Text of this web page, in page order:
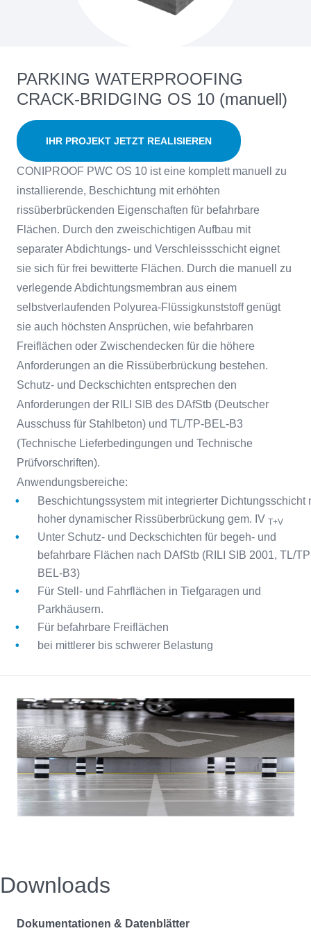
PARKING WATERPROOFING
CRACK-BRIDGING OS 10 (manuell)
IHR PROJEKT JETZT REALISIEREN
CONIPROOF PWC OS 10 ist eine komplett manuell zu
installierende, Beschichtung mit erhöhten
rissüberbrückenden Eigenschaften für befahrbare
Flächen. Durch den zweischichtigen Aufbau mit
separater Abdichtungs- und Verschleissschicht eignet
sie sich für frei bewitterte Flächen. Durch die manuell zu
verlegende Abdichtungsmembran aus einem
selbstverlaufenden Polyurea-Flüssigkunststoff genügt
sie auch höchsten Ansprüchen, wie befahrbaren
Freiflächen oder Zwischendecken für die höhere
Anforderungen an die Rissüberbrückung bestehen.
Schutz- und Deckschichten entsprechen den
Anforderungen der RILI SIB des DAfStb (Deutscher
Ausschuss für Stahlbeton) und TL/TP-BEL-B3
(Technische Lieferbedingungen und Technische
Prüfvorschriften).
Anwendungsbereiche:
Beschichtungssystem mit integrierter Dichtungsschicht
hoher dynamischer Rissüberbrückung gem. IV T+V
Unter Schutz- und Deckschichten für begeh- und
befahrbare Flächen nach DAfStb (RILI SIB 2001, TL/
BEL-B3)
Für Stell- und Fahrflächen in Tiefgaragen und
Parkhäusern.
Für befahrbare Freiflächen
bei mittlerer bis schwerer Belastung
Downloads
Dokumentationen & Datenblätter